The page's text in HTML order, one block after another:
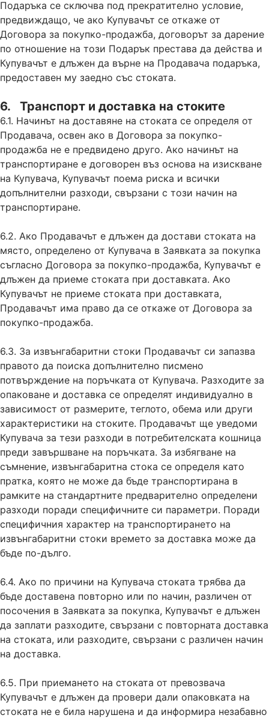
Подаръка се сключва под прекратително условие,
предвиждащо, че ако Купувачът се откаже от
Договора за покупко-продажба, договорът за дарение
по отношение на този Подарък престава да действа и
Купувачът е длъжен да върне на Продавача подаръка,
предоставен му заедно със стоката.
6. Транспорт и доставка на стоките
6.1. Начинът на доставяне на стоката се определя от
Продавача, освен ако в Договора за покупко-
продажба не е предвидено друго. Ако начинът на
транспортиране е договорен въз основа на изискване
на Купувача, Купувачът поема риска и всички
допълнителни разходи, свързани с този начин на
транспортиране.
6.2. Ако Продавачът е длъжен да достави стоката на
място, определено от Купувача в Заявката за покупка
съгласно Договора за покупко-продажба, Купувачът е
длъжен да приеме стоката при доставката. Ако
Купувачът не приеме стоката при доставката,
Продавачът има право да се откаже от Договора за
покупко-продажба.
6.3. За извънгабаритни стоки Продавачът си запазва
правото да поиска допълнително писмено
потвърждение на поръчката от Купувача. Разходите за
опаковане и доставка се определят индивидуално в
зависимост от размерите, теглото, обема или други
характеристики на стоките. Продавачът ще уведоми
Купувача за тези разходи в потребителската кошница
преди завършване на поръчката. За избягване на
съмнение, извънгабаритна стока се определя като
пратка, която не може да бъде транспортирана в
рамките на стандартните предварително определени
разходи поради специфичните си параметри. Поради
специфичния характер на транспортирането на
извънгабаритни стоки времето за доставка може да
бъде по-дълго.
6.4. Ако по причини на Купувача стоката трябва да
бъде доставена повторно или по начин, различен от
посочения в Заявката за покупка, Купувачът е длъжен
да заплати разходите, свързани с повторната доставка
на стоката, или разходите, свързани с различен начин
на доставка.
6.5. При приемането на стоката от превозвача
Купувачът е длъжен да провери дали опаковката на
стоката не е била нарушена и да информира незабавно